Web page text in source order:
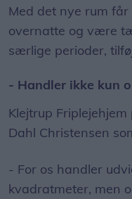
Med det nye rum
overnatte og være
særlige perioder,
- Handler ikke kun
Klejtrup
Dahl Christensen
- For os handler
kvadratmeter, men